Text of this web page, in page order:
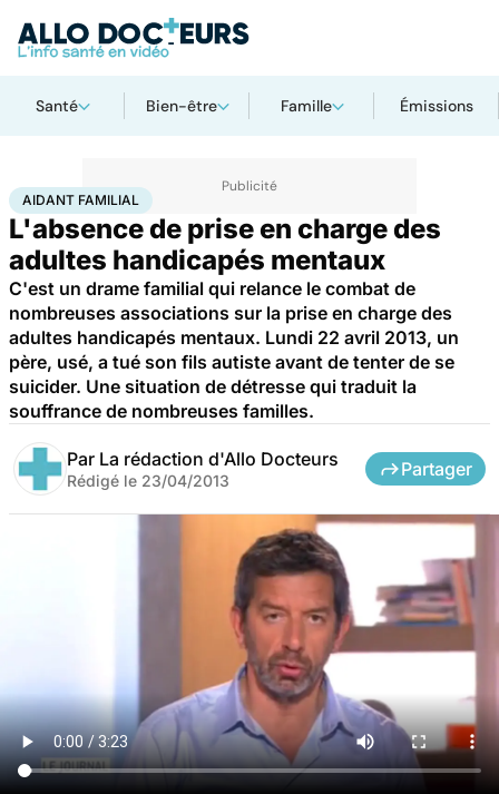
Santé Bien-être Famille Émissions
AccueilSantéMaladies Aidant familial
AIDANT FAMILIAL
L'absence de prise en charge des
adultes handicapés mentaux
C'est un drame familial qui relance le combat de
nombreuses associations sur la prise en charge des
adultes handicapés mentaux. Lundi 22 avril 2013, un
père, usé, a tué son fils autiste avant de tenter de se
suicider. Une situation de détresse qui traduit la
souffrance de nombreuses familles.
Par La rédaction d'Allo Docteurs
Rédigé le 23/04/2013
Partager